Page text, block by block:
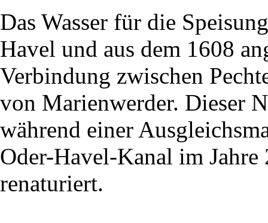
Das Wasser für die
Havel und aus dem 1608
Verbindung zwischen
von Marienwerder. Dieser
während einer
Oder-Havel-Kanal im
renaturiert.